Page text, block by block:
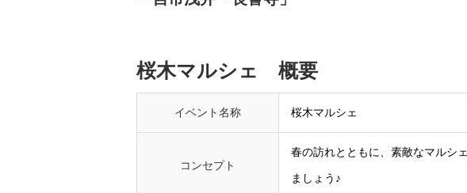
桜木マルシェ 概要
イベント名称 桜木マルシェ
コンセプト
春の訪れとともに、素敵なマルシ
ましょう♪